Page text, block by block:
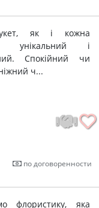
як і кожна
унікальний і
Спокійний чи
ч...
по договоренности
флористику, яка